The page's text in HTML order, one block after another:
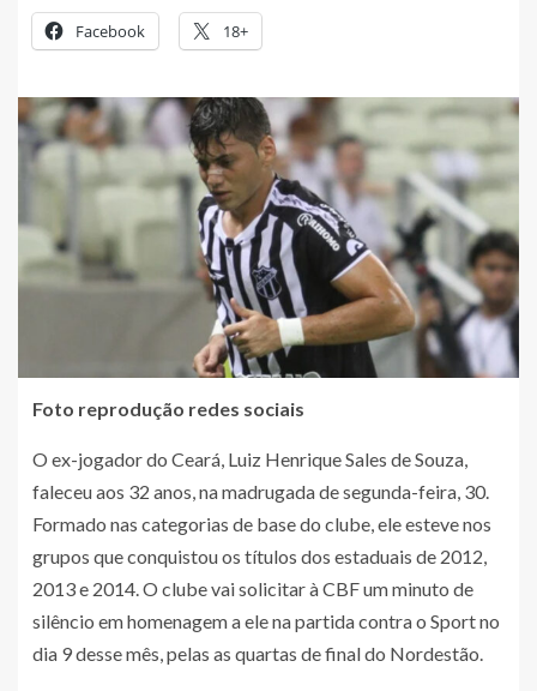
Facebook 18+
Foto reprodução redes sociais
O ex-jogador do Ceará, Luiz Henrique Sales de Souza,
faleceu aos 32 anos, na madrugada de segunda-feira, 30.
Formado nas categorias de base do clube, ele esteve nos
grupos que conquistou os títulos dos estaduais de 2012,
2013 e 2014. O clube vai solicitar à CBF um minuto de
silêncio em homenagem a ele na partida contra o Sport no
dia 9 desse mês, pelas as quartas de final do Nordestão.